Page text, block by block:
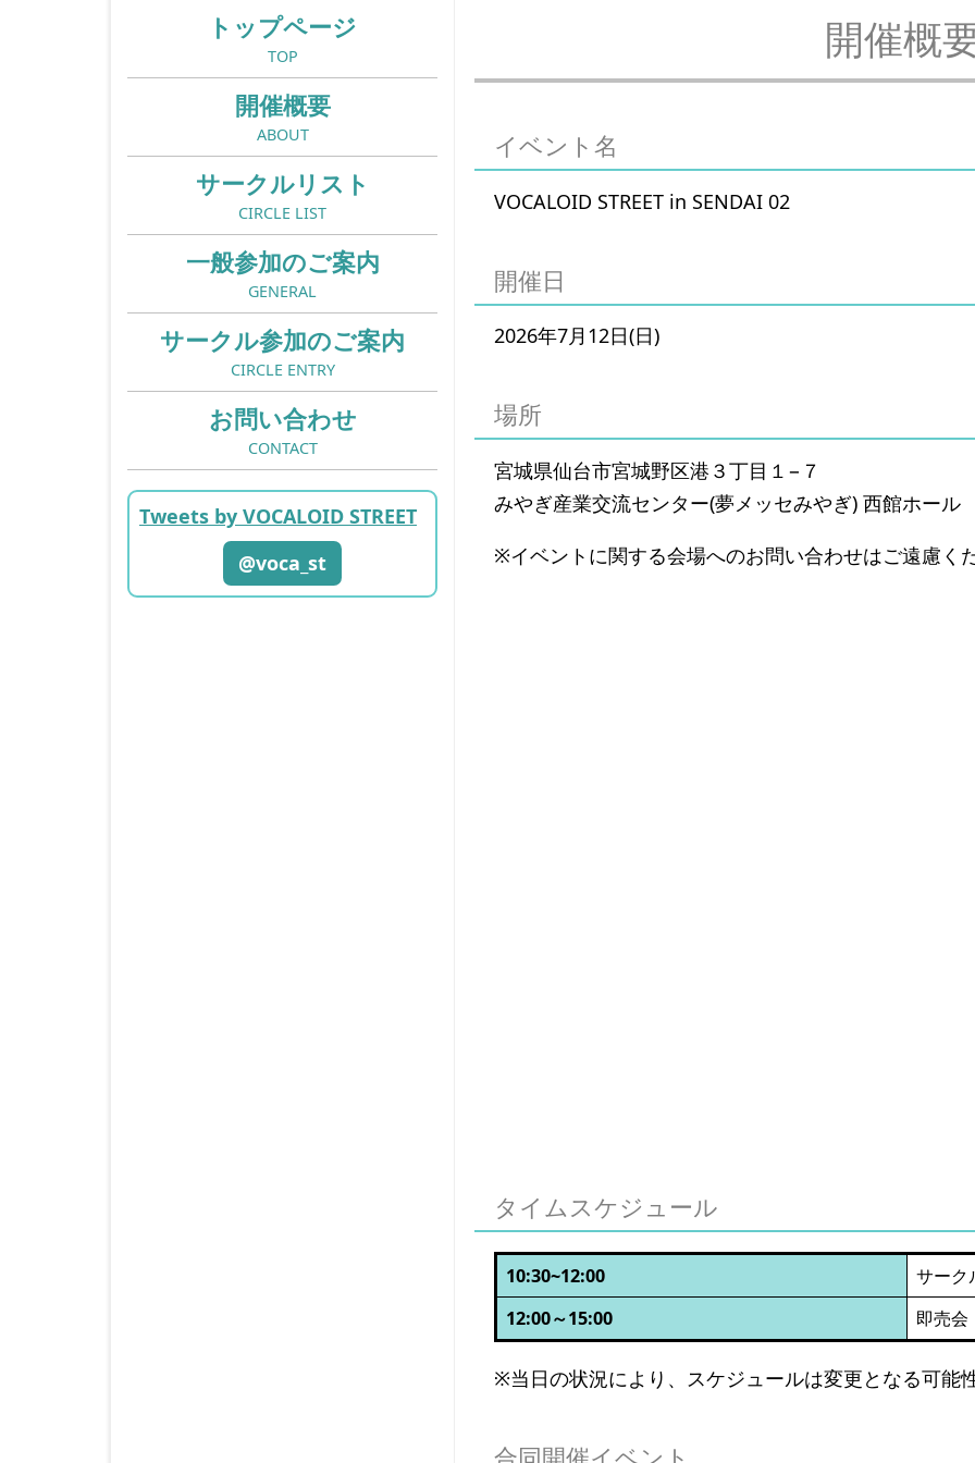
トップページ
TOP
開催概要
ABOUT
サークルリスト
CIRCLE LIST
一般参加のご案内
GENERAL
サークル参加のご案内
CIRCLE ENTRY
お問い合わせ
CONTACT
Tweets by VOCALOID STREET
@voca_st
開催概
イベント名
VOCALOID STREET in SENDAI 02
開催日
2026年7月12日(日)
場所
宮城県仙台市宮城野区港３丁目１−７
みやぎ産業交流センター(夢メッセみやぎ) 西館ホール
※イベントに関する会場へのお問い合わせはご遠慮く
タイムスケジュール
10:30~12:00
サーク
12:00～15:00
即売会
※当日の状況により、スケジュールは変更となる可能